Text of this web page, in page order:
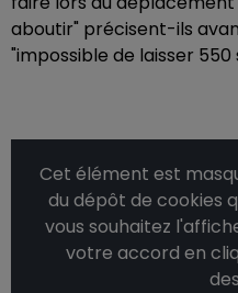
aboutir" précisent-ils
"impossible de laisser
Cet élément est
du dépôt de cookies
vous souhaitez
votre accord en